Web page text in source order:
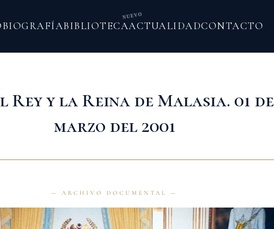
BIOGRAFÍABIBLIOTECA
NUEVO
ACTUALIDADCONTACTO
Rey y la Reina de Malasia. 01 de
marzo del 2001